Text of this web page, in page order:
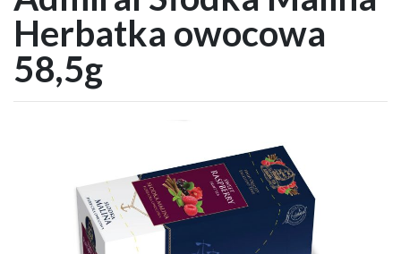
Herbatka owocowa
58,5g